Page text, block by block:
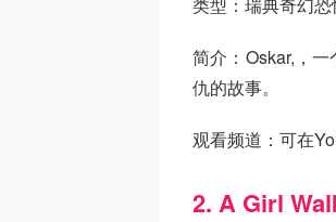
类型：瑞典奇幻
简介：Oskar,，
仇的故事。
观看频道：可在
2. A Girl